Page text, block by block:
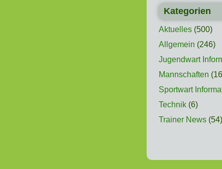
Kategorien
Aktuelles(500)
Allgemein (246)
Jugendwart
Mannschaften
Sportwart
Technik(6)
Trainer News(54)